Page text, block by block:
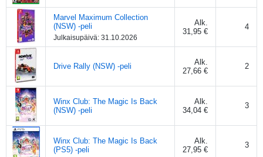
Marvel Maximum Collection
(NSW) -peli
Julkaisupäivä: 31.10.2026
Alk.
31,95 €
4
Drive Rally (NSW) -peli
Alk.
27,66 €
2
Winx Club: The Magic Is Back
(NSW) -peli
Alk.
34,04 €
3
Winx Club: The Magic Is Back
(PS5) -peli
Alk.
27,95 €
3